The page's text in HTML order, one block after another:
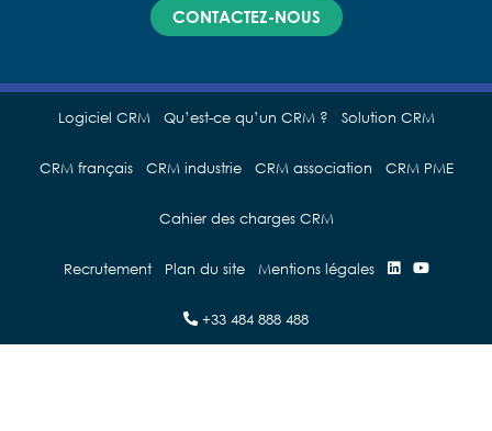
CONTACTEZ-NOUS
Logiciel CRM Qu’est-ce qu’un CRM ? Solution CRM
CRM français CRM industrie CRM association CRM PME
Cahier des charges CRM
Recrutement Plan du site Mentions légales
+33 484 888 488